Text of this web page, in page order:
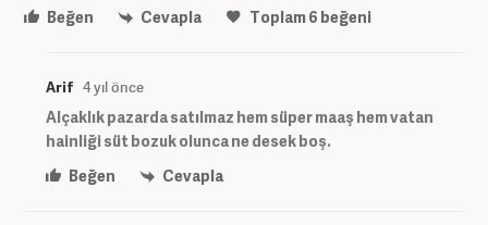
Beğen
Cevapla Toplam6 beğeni
Arif 4 yıl önce
Alçaklık pazarda satılmaz hem süper maaş hem vatan
hainliği süt bozuk olunca ne desek boş.
Beğen
Cevapla